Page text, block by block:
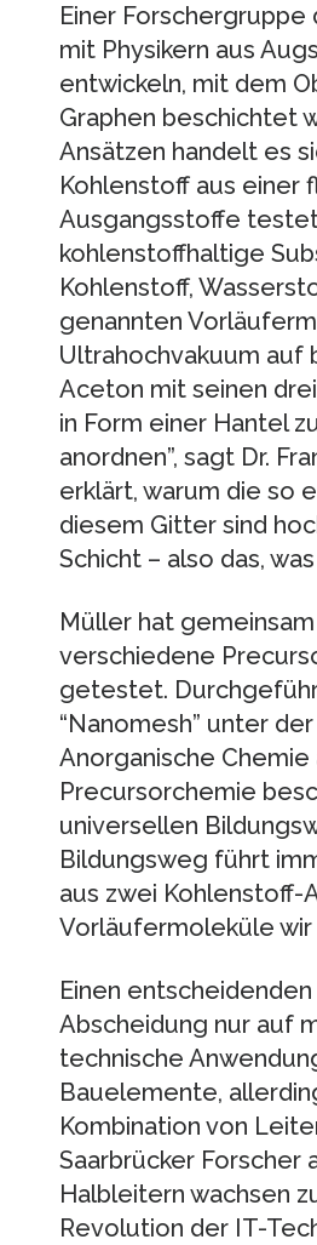
Einer
mit Physikern aus
entwickeln, mit dem
Graphen beschichtet
Ansätzen handelt es
Kohlenstoff aus einer
Ausgangsstoffe
kohlenstoffhaltige
Kohlenstoff,
genannten
Ultrahochvakuum auf
Aceton mit seinen
in Form einer Hantel
anordnen”, sagt Dr.
erklärt, warum die so
diesem Gitter sind
Schicht – also das,
Müller hat
verschiedene
getestet.
“Nanomesh” unter
Anorganische
Precursorchemie
universellen
Bildungsweg führt
aus zwei Kohlenstoff-
Vorläufermoleküle wir
Einen
Abscheidung nur auf
technische
Bauelemente,
Kombination von
Saarbrücker Forscher
Halbleitern wachsen
Revolution der IT-